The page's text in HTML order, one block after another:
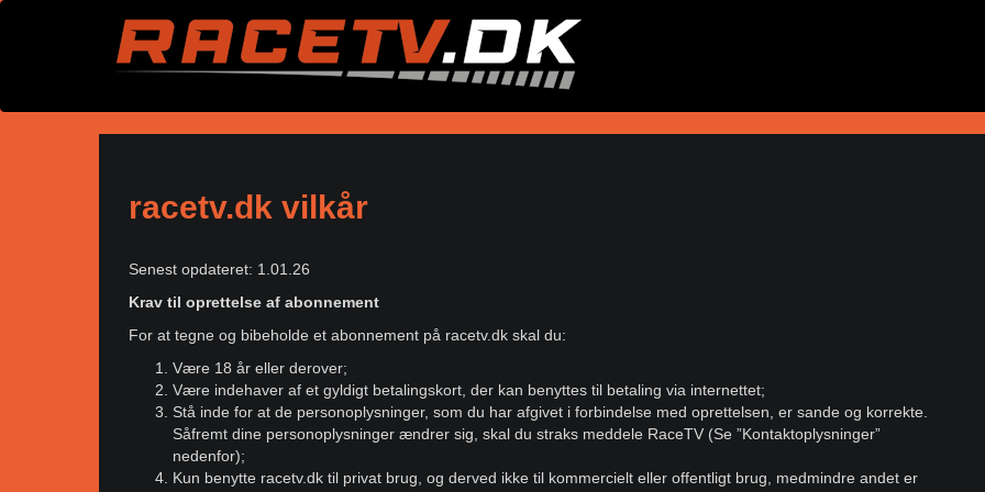
racetv.dk vilkår
Senest opdateret: 1.01.26
Krav til oprettelse af abonnement
For at tegne og bibeholde et abonnement på racetv.dk skal du:
Være 18 år eller derover;
Være indehaver af et gyldigt betalingskort, der kan benyttes til betaling via internettet;
Stå inde for at de personoplysninger, som du har afgivet i forbindelse med oprettelsen, er sande og korrekte.
Såfremt dine personoplysninger ændrer sig, skal du straks meddele RaceTV (Se ”Kontaktoplysninger”
nedenfor);
Kun benytte racetv.dk til privat brug, og derved ikke til kommercielt eller offentligt brug, medmindre andet er